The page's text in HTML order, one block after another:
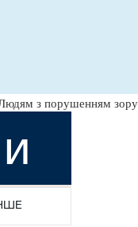
з порушенням зору